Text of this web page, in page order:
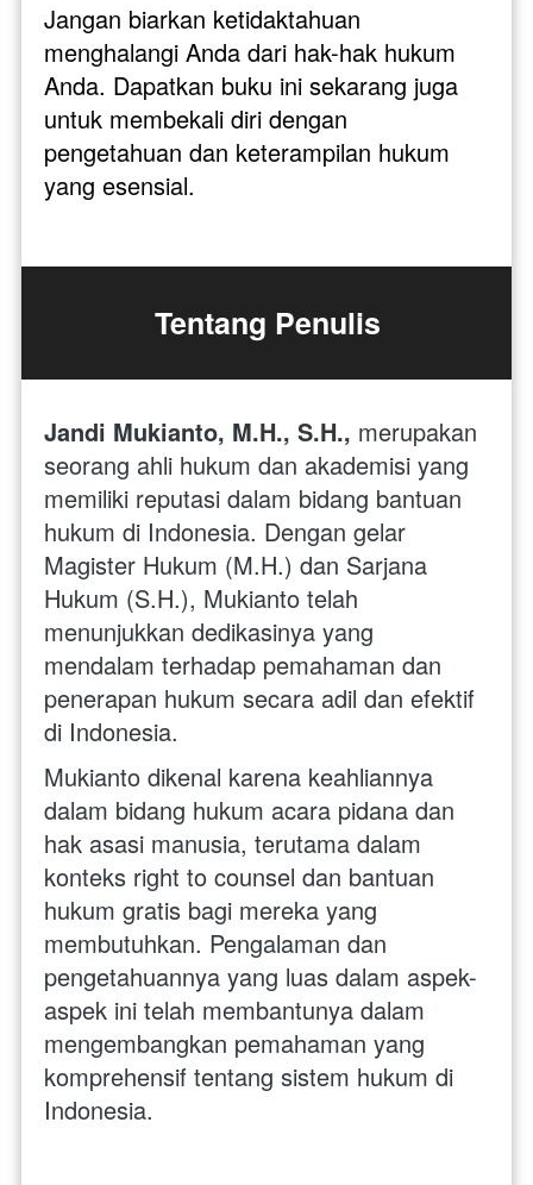
Jangan biarkan ketidaktahuan
menghalangi Anda dari hak-hak hukum
Anda. Dapatkan buku ini sekarang juga
untuk membekali diri dengan
pengetahuan dan keterampilan hukum
yang esensial.
Tentang Penulis
Jandi Mukianto, M.H., S.H., merupakan
seorang ahli hukum dan akademisi yang
memiliki reputasi dalam bidang bantuan
hukum di Indonesia. Dengan gelar
Magister Hukum (M.H.) dan Sarjana
Hukum (S.H.), Mukianto telah
menunjukkan dedikasinya yang
mendalam terhadap pemahaman dan
penerapan hukum secara adil dan efektif
di Indonesia.
Mukianto dikenal karena keahliannya
dalam bidang hukum acara pidana dan
hak asasi manusia, terutama dalam
konteks right to counsel dan bantuan
hukum gratis bagi mereka yang
membutuhkan. Pengalaman dan
pengetahuannya yang luas dalam aspek-
aspek ini telah membantunya dalam
mengembangkan pemahaman yang
komprehensif tentang sistem hukum di
Indonesia.